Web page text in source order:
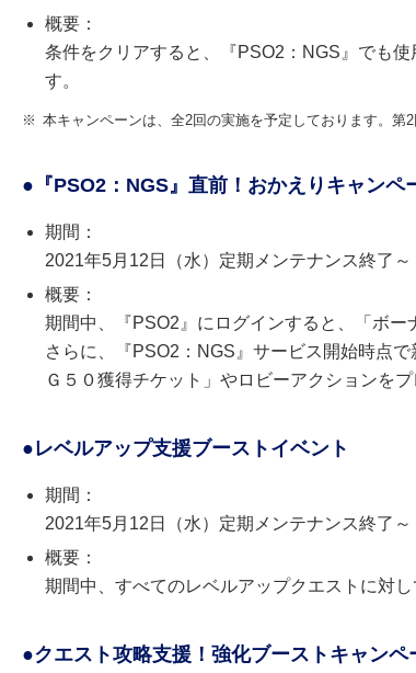
概要：
条件をクリアすると、『PSO2：NGS』でも
す。
※ 本キャンペーンは、全2回の実施を予定しております。第
●『PSO2：NGS』直前！おかえりキャンペ
期間：
2021年5月12日（水）定期メンテナンス終了
概要：
期間中、『PSO2』にログインすると、「ボー
さらに、『PSO2：NGS』サービス開始時点
Ｇ５０獲得チケット」やロビーアクションをプ
●レベルアップ支援ブーストイベント
期間：
2021年5月12日（水）定期メンテナンス終了
概要：
期間中、すべてのレベルアップクエストに対
●クエスト攻略支援！強化ブーストキャンペ